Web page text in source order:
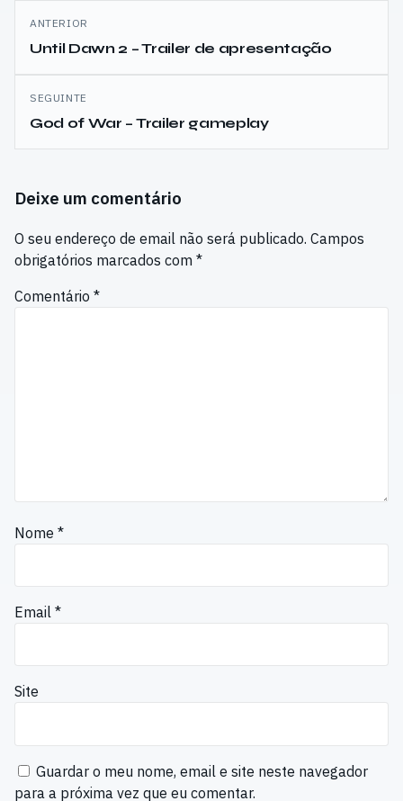
Navegação
de
artigos
ANTERIOR
Until Dawn 2 – Trailer de apresentação
SEGUINTE
God of War – Trailer gameplay
Deixe um comentário
O seu endereço de email não será publicado. Campos
obrigatórios marcados com *
Comentário *
Nome *
Email *
Site
Guardar o meu nome, email e site neste navegador
para a próxima vez que eu comentar.